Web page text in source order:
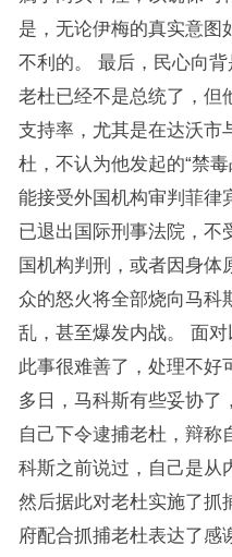
是，无论伊梅的真实意图
不利的。 最后，民心向
老杜已经不是总统了，但
支持率，尤其是在达沃市
杜，不认为他发起的“禁
能接受外国机构审判菲
已退出国际刑事法院，不
国机构判刑，或者因身体
众的怒火将全部烧向马科
乱，甚至爆发内战。 面
此事很难善了，处理不好
多日，马科斯有些妥协了
自己下令逮捕老杜，辩称
科斯之前说过，自己是从
然后据此对老杜实施了抓
府配合抓捕老杜表达了感